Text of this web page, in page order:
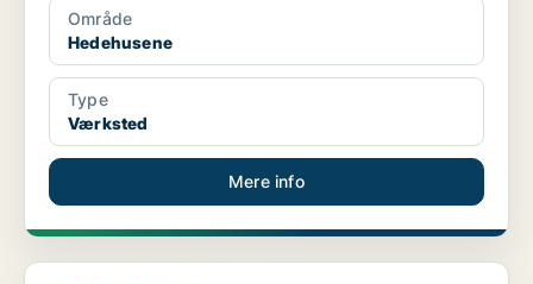
Område
Hedehusene
Type
Værksted
Mere info
Kontor i Hedehusene